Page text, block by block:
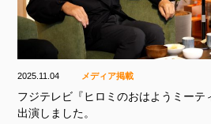
2025.11.04 メディア掲載
フジテレビ『ヒロミのおはようミーテ
出演しました。